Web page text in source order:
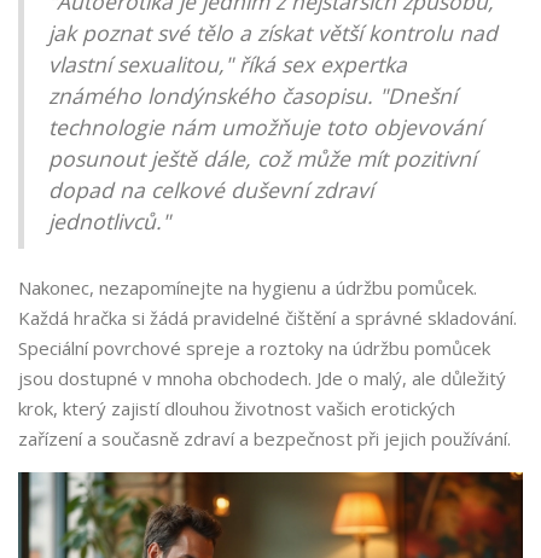
jak poznat své tělo a získat větší kontrolu nad
vlastní sexualitou," říká sex expertka
známého londýnského časopisu. "Dnešní
technologie nám umožňuje toto objevování
posunout ještě dále, což může mít pozitivní
dopad na celkové duševní zdraví
jednotlivců."
Nakonec, nezapomínejte na hygienu a údržbu pomůcek.
Každá hračka si žádá pravidelné čištění a správné skladování.
Speciální povrchové spreje a roztoky na údržbu pomůcek
jsou dostupné v mnoha obchodech. Jde o malý, ale důležitý
krok, který zajistí dlouhou životnost vašich erotických
zařízení a současně zdraví a bezpečnost při jejich používání.